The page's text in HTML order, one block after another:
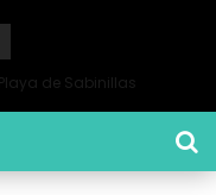
de Sabinillas